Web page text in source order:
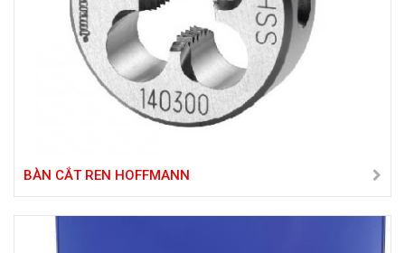
BÀN CẮT REN HOFFMANN